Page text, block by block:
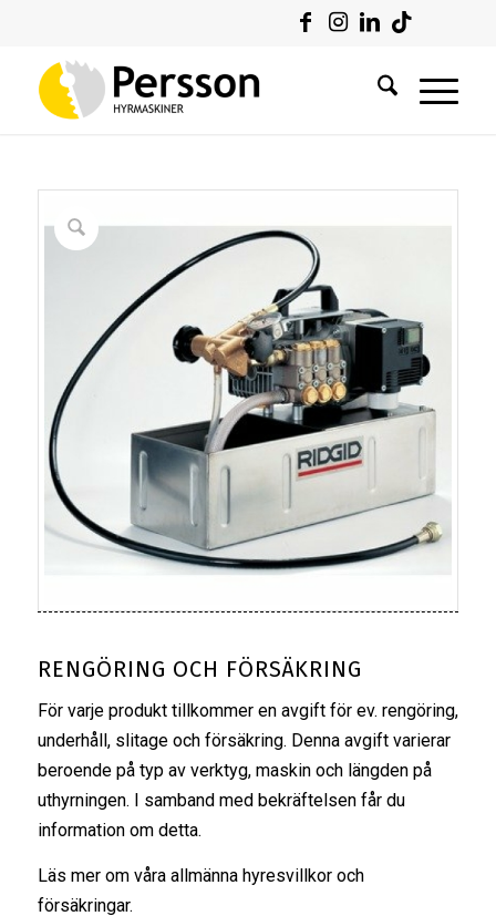
RENGÖRING OCH FÖRSÄKRING
För varje produkt tillkommer en avgift för ev. rengöring,
underhåll, slitage och försäkring. Denna avgift varierar
beroende på typ av verktyg, maskin och längden på
uthyrningen. I samband med bekräftelsen får du
information om detta.
Läs mer om våra allmänna hyresvillkoroch
försäkringar.